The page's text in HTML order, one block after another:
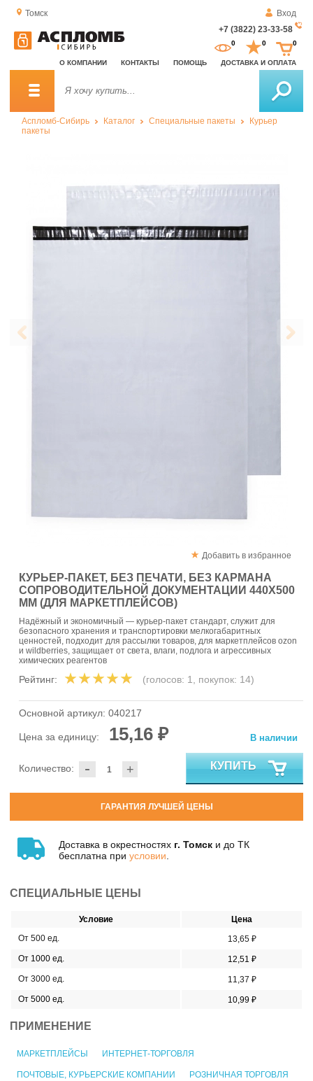
Томск
Вход
+7 (3822) 23-33-58
О КОМПАНИИ КОНТАКТЫ ПОМОЩЬ ДОСТАВКА И ОПЛАТА
0 0 0
Аспломб-Сибирь Каталог Специальные пакеты
Курьер
пакеты
Добавить в избранное
КУРЬЕР-ПАКЕТ, БЕЗ ПЕЧАТИ, БЕЗ КАРМАНА
СОПРОВОДИТЕЛЬНОЙ ДОКУМЕНТАЦИИ 440X500
ММ (ДЛЯ МАРКЕТПЛЕЙСОВ)
Надёжный и экономичный — курьер-пакет стандарт, служит для
безопасного хранения и транспортировки мелкогабаритных
ценностей, подходит для рассылки товаров, для маркетплейсов ozon
и wildberries, защищает от света, влаги, подлога и агрессивных
химических реагентов
Рейтинг: (голосов: 1, покупок: 14)
Основной артикул: 040217
Цена за единицу: 15,16 ₽
- +
Количество:
В наличии
КУПИТЬ
ГАРАНТИЯ ЛУЧШЕЙ ЦЕНЫ
Доставка в окрестностях г. Томск и до ТК
бесплатна при условии
СПЕЦИАЛЬНЫЕ ЦЕНЫ
Условие
Цена
От 500 ед.
13,65 ₽
От 1000 ед.
12,51 ₽
От 3000 ед.
11,37 ₽
От 5000 ед.
10,99 ₽
ПРИМЕНЕНИЕ
МАРКЕТПЛЕЙСЫ ИНТЕРНЕТ-ТОРГОВЛЯ
ПОЧТОВЫЕ, КУРЬЕРСКИЕ КОМПАНИИ РОЗНИЧНАЯ ТОРГОВЛЯ